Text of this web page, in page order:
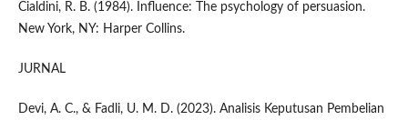
Cialdini, R. B. (1984). Influence: The psychology of persuasion.
New York, NY: Harper Collins.
JURNAL
Devi, A. C., & Fadli, U. M. D. (2023). Analisis Keputusan Pembelian